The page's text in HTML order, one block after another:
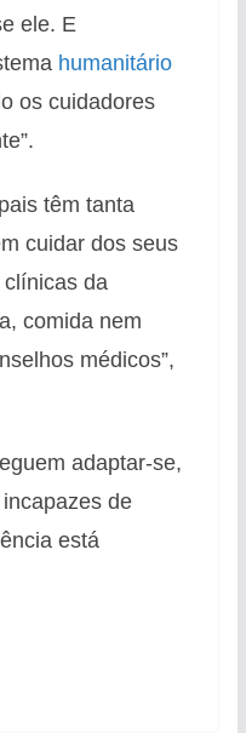
ele. E
humanitário
os cuidadores
têm tanta
cuidar dos seus
clínicas da
comida nem
médicos”,
adaptar-se,
de
está